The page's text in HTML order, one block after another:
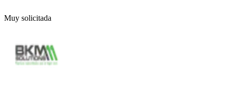
Muy solicitada